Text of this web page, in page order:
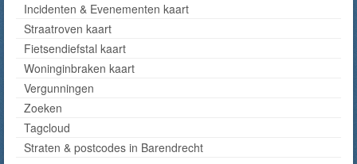
Incidenten & Evenementen kaart
Straatroven kaart
Fietsendiefstal kaart
Woninginbraken kaart
Vergunningen
Zoeken
Tagcloud
Straten & postcodes in Barendrecht